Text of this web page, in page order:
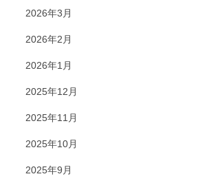
2026年3月
2026年2月
2026年1月
2025年12月
2025年11月
2025年10月
2025年9月